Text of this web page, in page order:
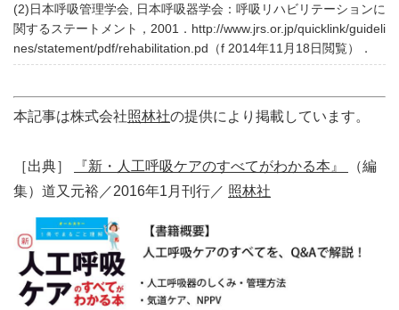
(2)日本呼吸管理学会, 日本呼吸器学会：呼吸リハビリテーションに
関するステートメント，2001．http://www.jrs.or.jp/quicklink/guideli
nes/statement/pdf/rehabilitation.pd（f 2014年11月18日閲覧）．
本記事は株式会社照林社の提供により掲載しています。
［出典］ 『新・人工呼吸ケアのすべてがわかる本』
（編
集）道又元裕／2016年1月刊行／ 照林社